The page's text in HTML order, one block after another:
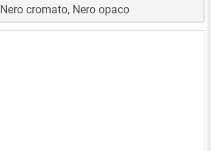
Nero cromato, Nero opaco